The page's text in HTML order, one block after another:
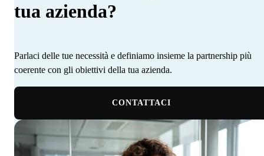
tua azienda?
Parlaci delle tue necessità e definiamo insieme la partnership più
coerente con gli obiettivi della tua azienda. ‍ ‍‍ ‍​​​​‌ ‍ ​‍​‍‌‍ ‌ ​‍‌‍‍‌‌‍‌ ‌‍‍‌‌‍ ‍​‍​‍​ ‍‍​‍​‍‌‍‌​‌‍​‌‌ ‌​‌‍ ‌‍​ ‌‍ ‌‌ ​ ​‍ ‍‌‍​ ‌‍ ‌‍ ‌​‍​‍​‍ ​​‍​‍‌‍‍​‌ ​‍‌‍‌‌‌‍‌‍​‍​‍​ ‍‍​‍​‍‌‍‍​‌ ‌​‌ ‌​‌ ​​‌ ​ ​ ‍‍​‍ ​‍ ‌‍​ ‌‍ ‌‌ ​ ​‍ ‍‌‍‍‌‌‍ ‍‌ ‌​‌‍‌‌‌ ​‍‌‍ ‍‌‍​‌‌‍ ​​‍ ‍​ ​‍​ ‌​‌‍ ‌ ​‍‌‍‌‌‌‍​‍‌ ​ ​‍ ‍‌‍​ ‌‍ ‌‍ ‌​‍ ‌‍‌‌‌‍‌​‌‍‍‌‌ ‌​‌‍ ‌ ​‍​‍ ‌‍‍‌‌ ‌​‌‍‌‌‌‍ ‌‌‌ ‌ ‌​‌ ‍‌‌ ​​‌‍‌‌‌ ​ ​‍ ‌​​‍‌‍ ‍​ ​​​ ‌​‌‌‍​‌​ ​‌‌‍‍‌‌‍​‌‌​‌​ ‌‍‌‌​ ‌ ​ ‌ ‍‍‌ ‌‍‌‌​‌‌​ ‌‌‍‌‌​‌‍‌ ​‍‌‍ ‍‌​​‍‌ ‌ ​‍ ‌‍‍‌‌ ‌​‌‍‌‌‌‍ ‌‌ ​ ​‍ ‌​‍‍‌​ ‍‌ ‌ ‌‍‌‌‌​​‌​ ‌ ‌​‌​‌​​‌‌‌​ ​ ‌‌‌ ‌‌‌‍‍‍​ ​‍‌​‌ ‌‍ ‍‌ ​‍‌ ​‍‌ ‍‌‌‍​‌‌ ‌‍‌​ ‌‌‍‌ ​‍ ‌‍‌‌‌‍‌​‌‍‍‌‌ ‌​​‍​ ‌‍‌‍‌‍‍‌‌‍‌‌‌‍ ​‌‍‌​‌‌​​‌‍​‌‌ ‌​‌‍‍​​ ‌‌ ​ ‌ ‌‌‌‍​‍‌ ‌​‌‍‍‌‌ ‌​‌‍ ​‌‍‌‌​‍ ‍‌‍‍‌‌ ‌​​‍​‍‌
CONTATTACI